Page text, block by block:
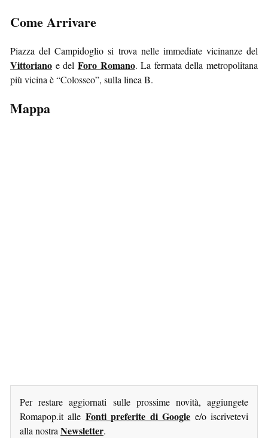
Come Arrivare
Piazza del Campidoglio si trova nelle immediate vicinanze del
Vittoriano e del Foro Romano. La fermata della metropolitana
più vicina è “Colosseo”, sulla linea B.
Mappa
Per restare aggiornati sulle prossime novità, aggiungete
Romapop.it alle Fonti preferite di Google e/o iscrivetevi
alla nostra Newsletter.